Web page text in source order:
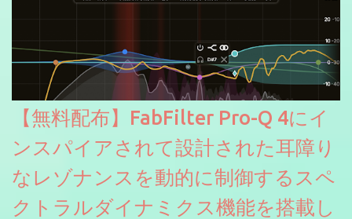
【無料配布】FabFilter Pro-Q 4にイ
ンスパイアされて設計された耳障り
なレゾナンスを動的に制御するスペ
クトラルダイナミクス機能を搭載し